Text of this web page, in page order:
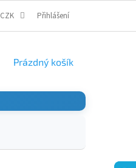
CZK Přihlášení
NÁKUPNÍ
Prázdný košík